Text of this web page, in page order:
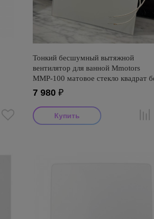
Тонкий бесшумный вытяжной
вентилятор для ванной Mmotors
ММР-100 матовое стекло квадрат
160х160
7 980 ₽